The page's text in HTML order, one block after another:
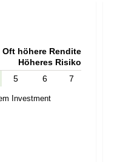
Oft höhere Rendite
Höheres Risiko
5 6 7
Investment